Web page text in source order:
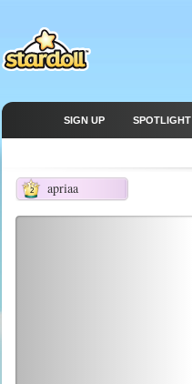
SIGN UP SPOTLIGHT
apriaa
2